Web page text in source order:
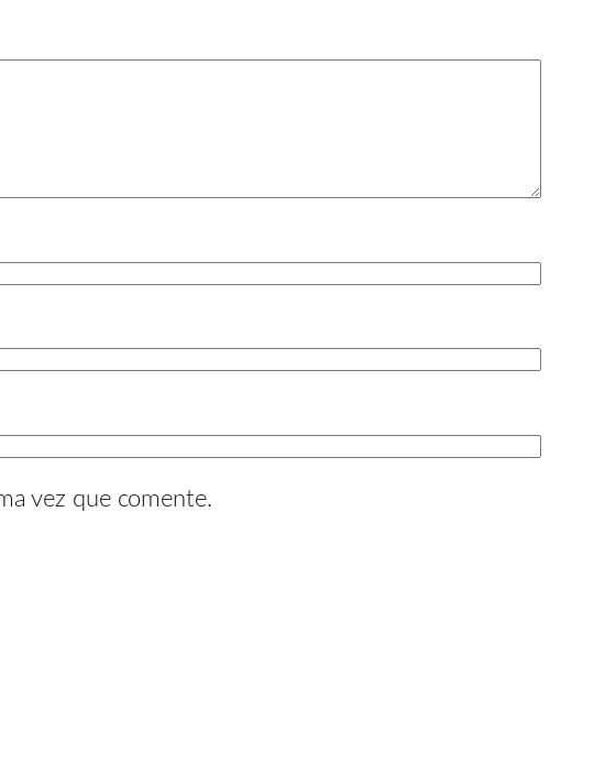
vez que comente.